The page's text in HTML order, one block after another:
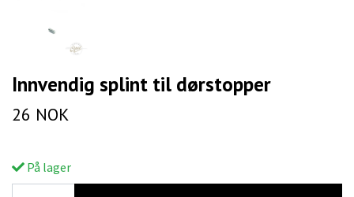
Innvendig splint til dørstopper
26 NOK
På lager